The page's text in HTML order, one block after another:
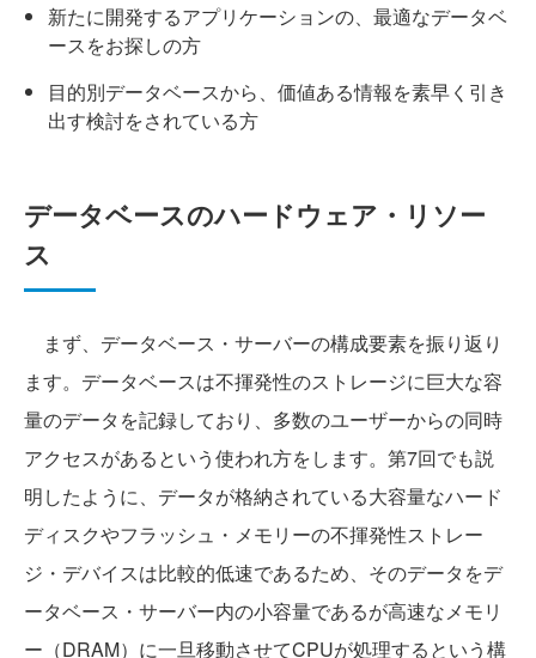
新たに開発するアプリケーションの、最適なデータベ
ースをお探しの方
目的別データベースから、価値ある情報を素早く引き
出す検討をされている方
データベースのハードウェア・リソー
ス
まず、データベース・サーバーの構成要素を振り返り
ます。データベースは不揮発性のストレージに巨大な容
量のデータを記録しており、多数のユーザーからの同時
アクセスがあるという使われ方をします。第7回でも説
明したように、データが格納されている大容量なハード
ディスクやフラッシュ・メモリーの不揮発性ストレー
ジ・デバイスは比較的低速であるため、そのデータをデ
ータベース・サーバー内の小容量であるが高速なメモリ
ー（DRAM）に一旦移動させてCPUが処理するという構